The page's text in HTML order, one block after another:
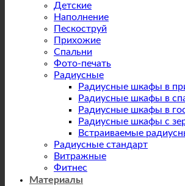
Детские
Наполнение
Пескоструй
Прихожие
Спальни
Фото-печать
Радиусные
Радиусные шкафы в
Радиусные шкафы в
Радиусные шкафы в
Радиусные шкафы с
Встраиваемые
Радиусные стандарт
Витражные
Фитнес
Материалы